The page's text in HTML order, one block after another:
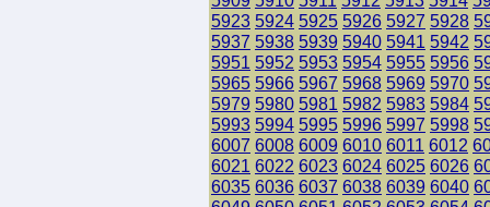
5923 5924 5925 5926 5927 5928
5937 5938 5939 5940 5941 5942
5951 5952 5953 5954 5955 5956
5965 5966 5967 5968 5969 5970
5979 5980 5981 5982 5983 5984
5993 5994 5995 5996 5997 5998
6007 6008 6009 6010 6011 6012
6021 6022 6023 6024 6025 6026
6035 6036 6037 6038 6039 6040